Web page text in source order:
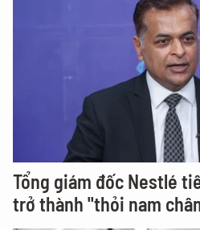
Tổng giám đốc Nestlé
trở thành "thỏi nam